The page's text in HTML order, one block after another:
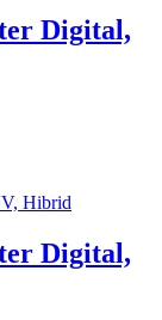
Digital,
Digital,